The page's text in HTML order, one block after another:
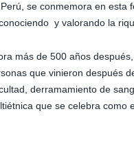
se conmemora en esta
y valorando la
más de 500 años
que vinieron después
derramamiento de
que se celebra como